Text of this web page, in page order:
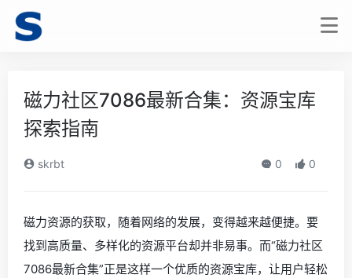
磁力社区7086最新合集：资源宝库
探索指南
skrbt 0 0
磁力资源的获取，随着网络的发展，变得越来越便捷。要
找到高质量、多样化的资源平台却并非易事。而“磁力社区
7086最新合集”正是这样一个优质的资源宝库，让用户轻松